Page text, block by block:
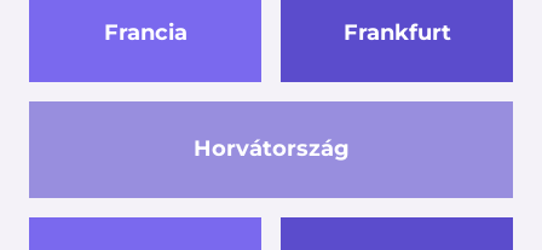
Francia Frankfurt
Horvátország